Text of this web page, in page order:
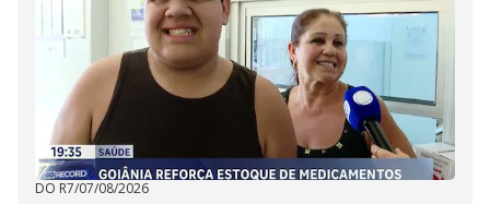
DO R7/07/08/2026